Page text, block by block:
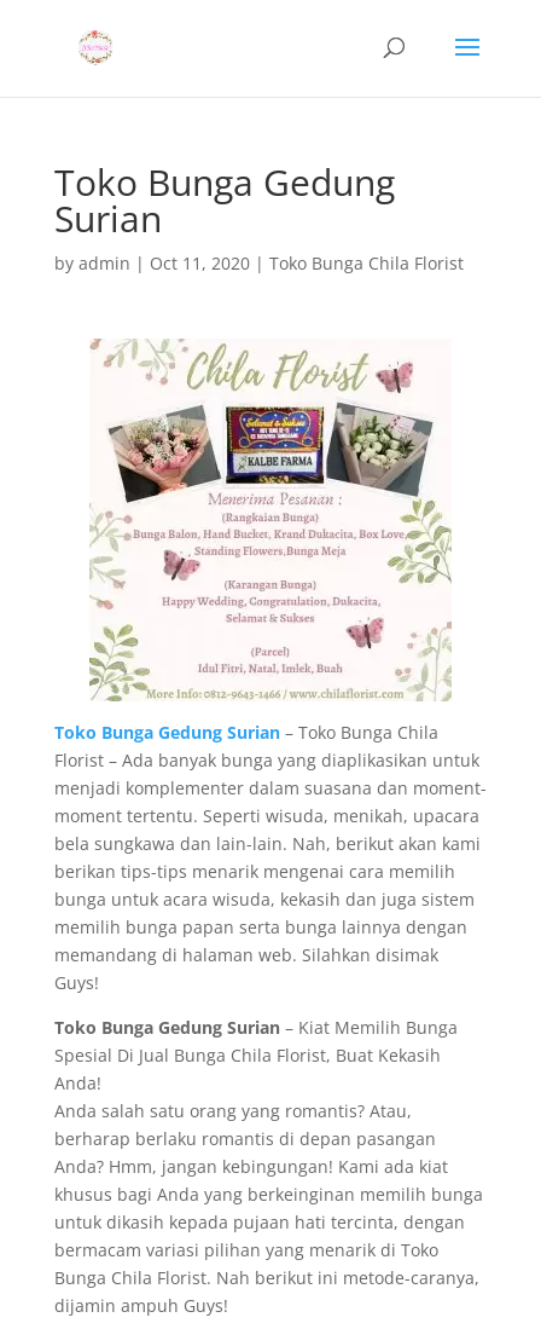
Toko Bunga Gedung
Surian
by admin | Oct 11, 2020| Toko Bunga Chila Florist
Toko Bunga Gedung Surian– Toko Bunga Chila
Florist – Ada banyak bunga yang diaplikasikan untuk
menjadi komplementer dalam suasana dan moment-
moment tertentu. Seperti wisuda, menikah, upacara
bela sungkawa dan lain-lain. Nah, berikut akan kami
berikan tips-tips menarik mengenai cara memilih
bunga untuk acara wisuda, kekasih dan juga sistem
memilih bunga papan serta bunga lainnya dengan
memandang di halaman web. Silahkan disimak
Guys!
Toko Bunga Gedung Surian– Kiat Memilih Bunga
Spesial Di Jual Bunga Chila Florist, Buat Kekasih
Anda!
Anda salah satu orang yang romantis? Atau,
berharap berlaku romantis di depan pasangan
Anda? Hmm, jangan kebingungan! Kami ada kiat
khusus bagi Anda yang berkeinginan memilih bunga
untuk dikasih kepada pujaan hati tercinta, dengan
bermacam variasi pilihan yang menarik di Toko
Bunga Chila Florist. Nah berikut ini metode-caranya,
dijamin ampuh Guys!